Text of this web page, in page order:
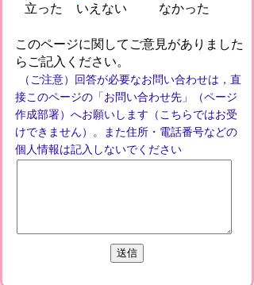
立った
いえない
なかった
このページに関してご意見がありました
らご記入ください。
（ご注意）回答が必要なお問い合わせは，直
接このページの「お問い合わせ先」（ページ
作成部署）へお願いします（こちらではお受
けできません）。また住所・電話番号などの
個人情報は記入しないでください